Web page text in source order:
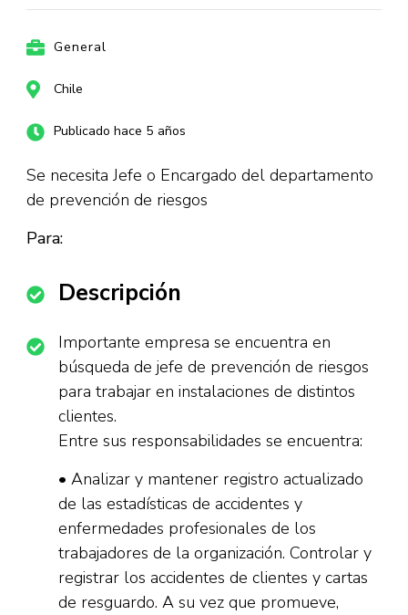
General
Chile
Publicado hace 5 años
Se necesita Jefe o Encargado del departamento
de prevención de riesgos
Para:
Descripción
Importante empresa se encuentra en
búsqueda de jefe de prevención de riesgos
para trabajar en instalaciones de distintos
clientes.
Entre sus responsabilidades se encuentra:
• Analizar y mantener registro actualizado
de las estadísticas de accidentes y
enfermedades profesionales de los
trabajadores de la organización. Controlar y
registrar los accidentes de clientes y cartas
de resguardo. A su vez que promueve,